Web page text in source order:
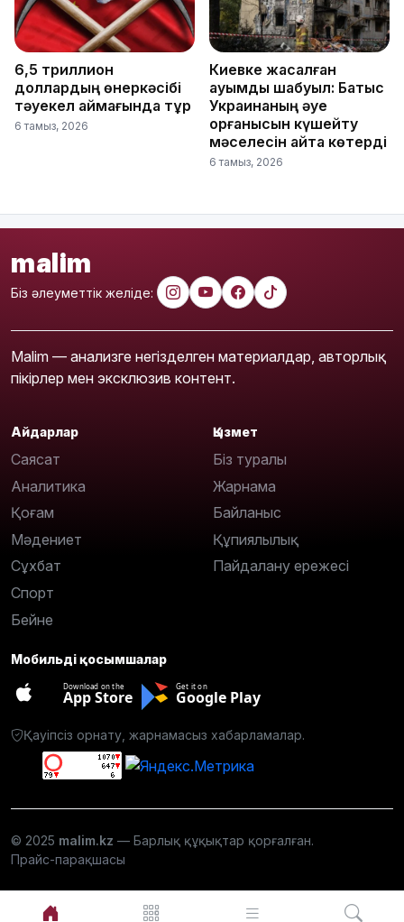
6,5 триллион
доллардың өнеркәсібі
тәуекел аймағында тұр
6 тамыз, 2026
Киевке жасалған
ауқымды шабуыл: Батыс
Украинаның әуе
қорғанысын күшейту
мәселесін қайта көтерді
6 тамыз, 2026
malim
Біз әлеуметтік желіде:
Malim — анализге негізделген материалдар, авторлық
пікірлер мен эксклюзив контент.
Айдарлар
Саясат
Аналитика
Қоғам
Мәдениет
Сұхбат
Спорт
Бейне
Қызмет
Біз туралы
Жарнама
Байланыс
Құпиялылық
Пайдалану ережесі
Мобильді қосымшалар
Download on the
App Store
Get it on
Google Play
Қауіпсіз орнату, жарнамасыз хабарламалар.
© 2025 malim.kz — Барлық құқықтар қорғалған.
Прайс-парақшасы